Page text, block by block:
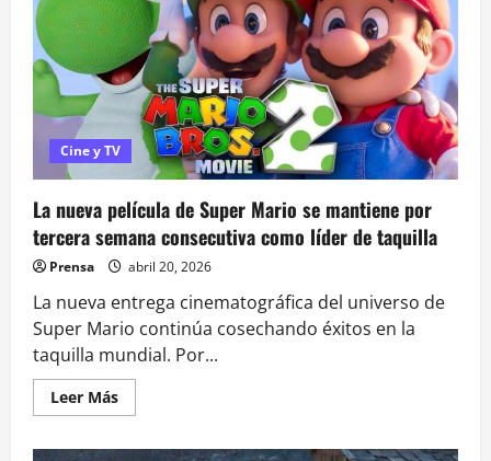
Cine y TV
La nueva película de Super Mario se mantiene por
tercera semana consecutiva como líder de taquilla
Prensa abril 20, 2026
La nueva entrega cinematográfica del universo de
Super Mario continúa cosechando éxitos en la
taquilla mundial. Por...
Leer MásLeer
más